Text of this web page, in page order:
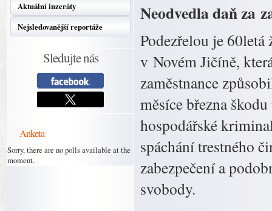
Aktuální inzeráty
Nejsledovanější reportáže
Sledujte nás
Anketa
Sorry, there are no polls available at the
moment.
Neodvedla daň za
Podezřelou je 60letá
v Novém Jičíně,
zaměstnance
měsíce března
hospodářské
spáchání trestného
zabezpečení a
svobody.